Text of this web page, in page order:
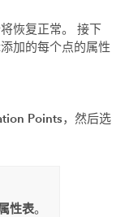
恢复正常。 接下
加的每个点的属性
Points，然后选
性表。